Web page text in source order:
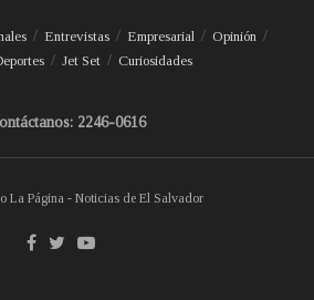
Entrevistas Empresarial
Opinión
Jet Set Curiosidades
2246-0616
La Página - Noticias de El Salvador